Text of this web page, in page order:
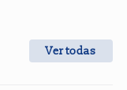
Ver todas